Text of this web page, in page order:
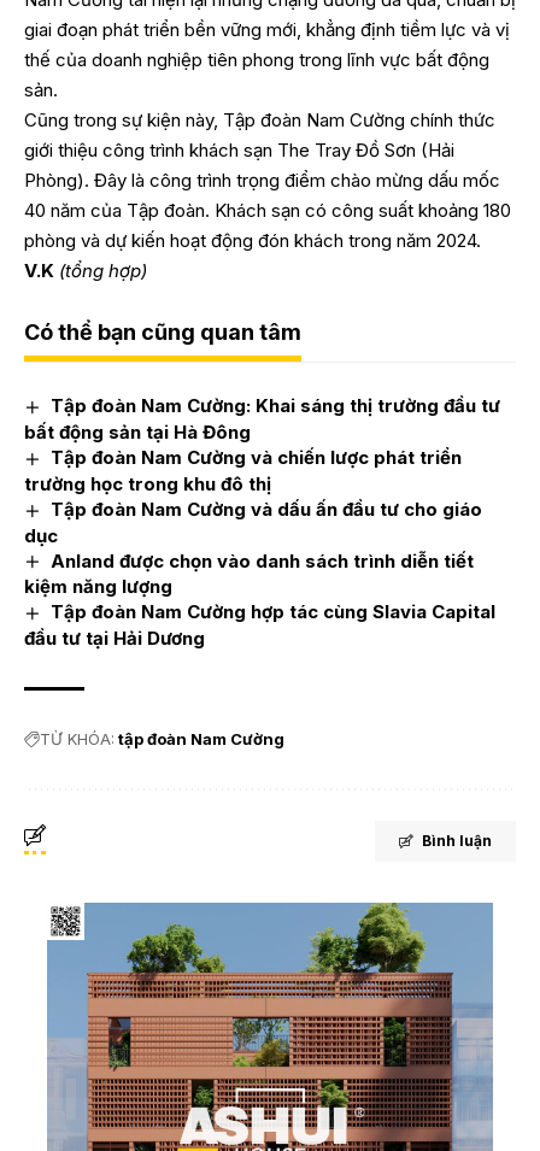
giai đoạn phát triển bền vững mới, khẳng định tiềm lực và vị
thế của doanh nghiệp tiên phong trong lĩnh vực bất động
sản.
Cũng trong sự kiện này, Tập đoàn Nam Cường chính thức
giới thiệu công trình khách sạn The Tray Đồ Sơn (Hải
Phòng). Đây là công trình trọng điểm chào mừng dấu mốc
40 năm của Tập đoàn. Khách sạn có công suất khoảng 180
phòng và dự kiến hoạt động đón khách trong năm 2024.
V.K (tổng hợp)
Có thể bạn cũng quan tâm
Tập đoàn Nam Cường: Khai sáng thị trường đầu tư
bất động sản tại Hà Đông
Tập đoàn Nam Cường và chiến lược phát triển
trường học trong khu đô thị
Tập đoàn Nam Cường và dấu ấn đầu tư cho giáo
dục
Anland được chọn vào danh sách trình diễn tiết
kiệm năng lượng
Tập đoàn Nam Cường hợp tác cùng Slavia Capital
đầu tư tại Hải Dương
TỪ KHÓA: tập đoàn Nam Cường
Bình luận